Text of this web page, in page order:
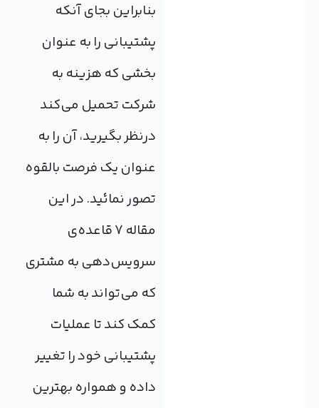
بنابراین بجای آنکه
پشتیبانی را به عنوان
بخشی که هزینه به
شرکت تحمیل می‌کند
درنظر بگیرید، آن را به
عنوان یک فرصت بالقوه
تصور نمائید. در این
مقاله 7 قاعده‌ی
سرویس‌دهی به مشتری
که می‌تواند به شما
کمک کند تا عملیات
پشتیبانی خود را تغییر
داده و همواره بهترین